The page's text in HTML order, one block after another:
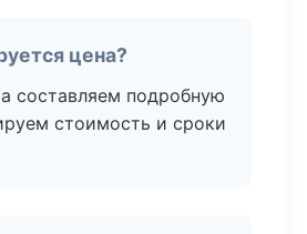
цена?
составляем подробную
стоимость и сроки